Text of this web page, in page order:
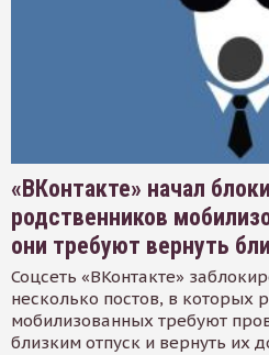
«ВКонтакте» начал
родственников
они требуют вернуть
Соцсеть «ВКонтакте»
несколько постов, в которых
мобилизованных требуют
близким отпуск и вернуть их